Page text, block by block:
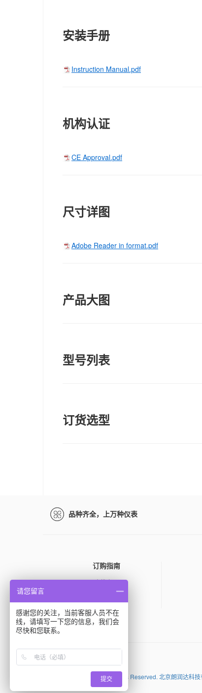
安装手册
Instruction Manual.pdf
机构认证
CE Approval.pdf
尺寸详图
Adobe Reader in format.pdf
产品大图
型号列表
订货选型
品种齐全，上万种仪表
订购指南
查找产品
订购产品
百度
Copyright (C) 2026 All Rights Reserved. 北京朗润达科
请您留言
感谢您的关注，当前客服人员不在
线，请填写一下您的信息，我们会
尽快和您联系。
提交